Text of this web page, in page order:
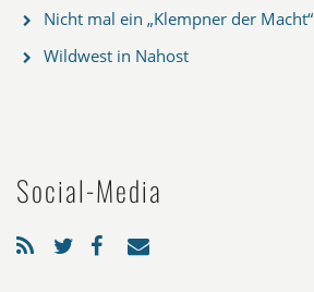
Nicht mal ein „Klempner der Macht“
Wildwest in Nahost
Social-Media